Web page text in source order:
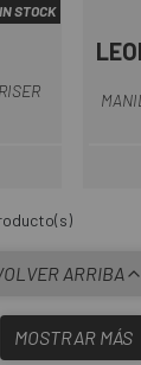
STOCK
ARRIBA
MOSTRAR MÁS